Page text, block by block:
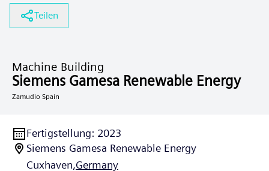
Teilen
Machine Building
Siemens Gamesa Renewable Energy
Zamudio Spain
Fertigstellung: 2023
Siemens Gamesa Renewable Energy
Cuxhaven,Germany